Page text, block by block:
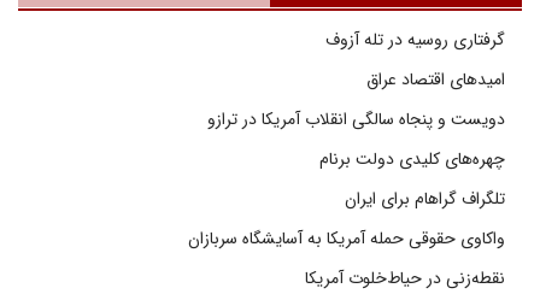
گرفتاری روسیه در تله آزوف
امیدهای اقتصاد عراق
دویست و پنجاه سالگی انقلاب آمریکا در ترازو
چهره‌های کلیدی دولت برنام
تلگراف گراهام برای ایران
واکاوی حقوقی حمله آمریکا به آسایشگاه سربازان
نقطه‌زنی در حیاط‌خلوت آمریکا